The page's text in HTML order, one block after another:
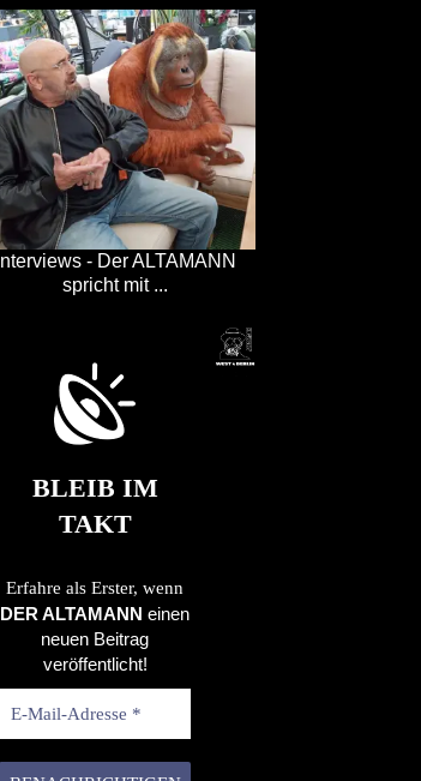
zu
seinem
morgigen
75.
Geburtstag
|
TV
Programmtipp
Heute
21:00
Uhr
im
rbb
TV
Interviews - Der ALTAMANN
spricht mit ...
BLEIB IM
TAKT
Erfahre als Erster, wenn
DER ALTAMANN einen
neuen Beitrag
veröffentlicht!